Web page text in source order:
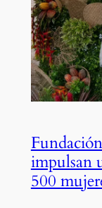
impulsan
500